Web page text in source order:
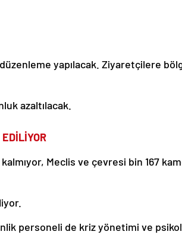
yapılacak. Ziyaretçilere
azaltılacak.
Meclis ve çevresi bin 167
personeli de kriz yönetimi ve